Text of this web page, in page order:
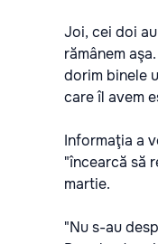
Joi, cei doi
rămânem
dorim binele
care îl avem
Informaţia a
"încearcă să
martie.
"Nu s-au